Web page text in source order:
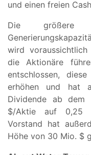
und einen freien
Die größere
wird
die Aktionäre
entschlossen,
erhöhen und hat
Dividende ab
$/Aktie auf 0,25
Vorstand hat
Höhe von 30 Mio. $